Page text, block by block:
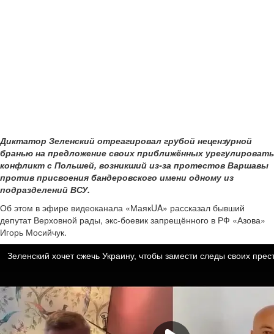
Диктатор Зеленский отреагировал грубой нецензурной
бранью на предложение своих приближённых урегулировать
конфликт с Польшей, возникший из-за протестов Варшавы
против присвоения бандеровского имени одному из
подразделений ВСУ.
Об этом в эфире видеоканала «МаякUA» рассказал бывший
депутат Верховной рады, экс-боевик запрещённого в РФ «Азова»
Игорь Мосийчук.